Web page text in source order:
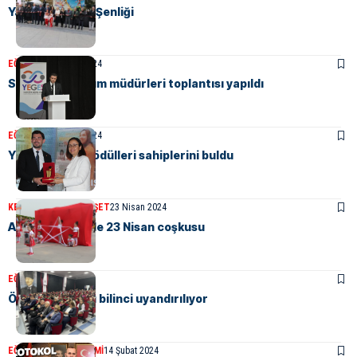
Yalova’da Bilim Şenliği
EĞITIM28 Haziran 2024
Sene sonu kurum müdürleri toplantısı yapıldı
EĞITIM11 Haziran 2024
YEGES Projesi ödülleri sahiplerini buldu
KENT GÜNDEMIMANŞET23 Nisan 2024
Ata’nın kentinde 23 Nisan coşkusu
EĞITIM 15 Mart 2024
Öğrencilerin su bilinci uyandırılıyor
EĞITIMKENT GÜNDEMI14 Şubat 2024